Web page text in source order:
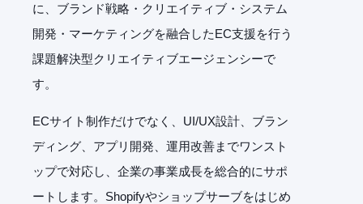
に、ブランド戦略・クリエイティブ・システム
開発・マーケティングを融合したEC支援を行う
課題解決型クリエイティブエージェンシーで
す。
ECサイト制作だけでなく、UI/UX設計、ブラン
ディング、アプリ開発、運用改善までワンスト
ップで対応し、企業の事業成長を総合的にサポ
ートします。Shopifyやショップサーブをはじめ